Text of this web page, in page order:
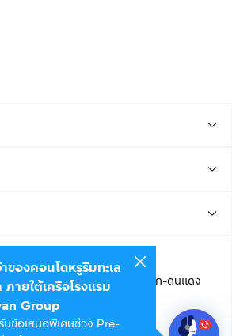
ายไนน์ เซ็นเตอร์ ชั้น 22 ถนนอโศก-ดินแดง
จำกัด (สำนักงานใหญ่)
าของคอนโดหรูริมทะเล
ายใต้เครือโรงแรม
Group
ข้อเสนอพิเศษช่วง Pre-